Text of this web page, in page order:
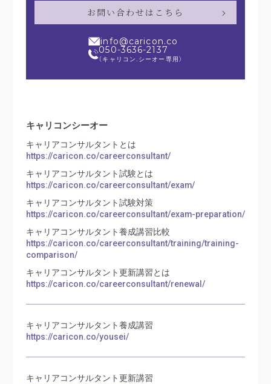
お問い合わせはこちら
info@caricon.co
050-3636-2137
（キャリコン.シーオー専用）
キャリコンシーオー
キャリアコンサルタントとは
https://caricon.co/careerconsultant/
キャリアコンサルタント試験とは
https://caricon.co/careerconsultant/exam/
キャリアコンサルタント試験対策
https://caricon.co/careerconsultant/exam-preparation/
キャリアコンサルタント養成講習比較
https://caricon.co/careerconsultant/training/training-
comparison/
キャリアコンサルタント更新講習とは
https://caricon.co/careerconsultant/renewal/
キャリアコンサルタント養成講習
https://caricon.co/yousei/
キャリアコンサルタント更新講習